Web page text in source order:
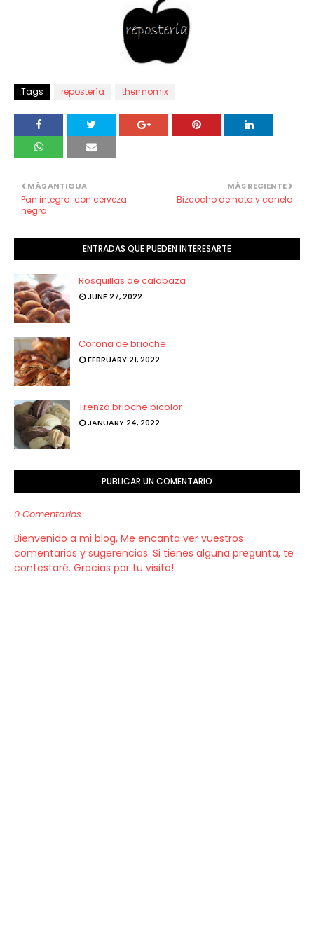
Tags repostería thermomix
MÁS RECIENTE
Bizcocho de nata y canela
MÁS ANTIGUA
Pan integral con cerveza
negra
ENTRADAS QUE PUEDEN INTERESARTE
Rosquillas de calabaza
JUNE 27, 2022
Corona de brioche
FEBRUARY 21, 2022
Trenza brioche bicolor
JANUARY 24, 2022
PUBLICAR UN COMENTARIO
0 Comentarios
Bienvenido a mi blog, Me encanta ver vuestros
comentarios y sugerencias. Si tienes alguna pregunta, te
contestaré. Gracias por tu visita!